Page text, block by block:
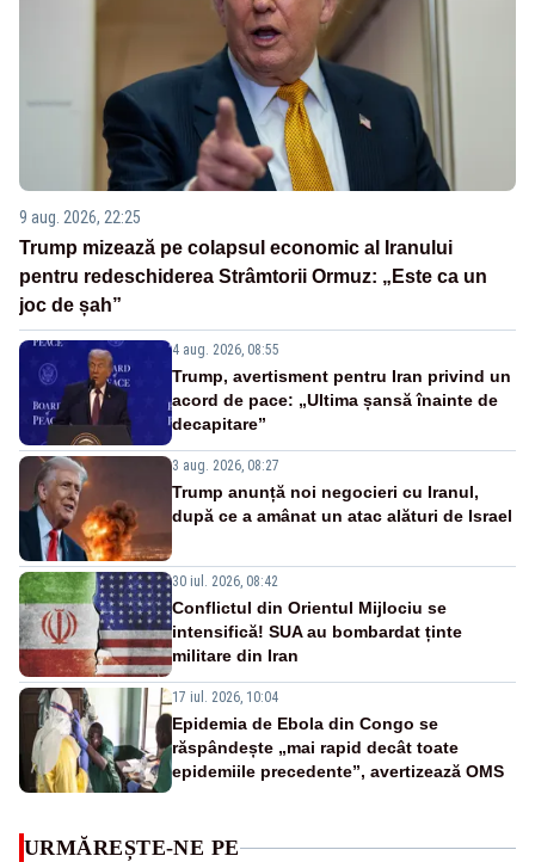
9 aug. 2026, 22:25
Trump mizează pe colapsul economic al Iranului
pentru redeschiderea Strâmtorii Ormuz: „Este ca un
joc de șah”
4 aug. 2026, 08:55
Trump, avertisment pentru Iran privind un
acord de pace: „Ultima șansă înainte de
decapitare”
3 aug. 2026, 08:27
Trump anunță noi negocieri cu Iranul,
după ce a amânat un atac alături de Israel
30 iul. 2026, 08:42
Conflictul din Orientul Mijlociu se
intensifică! SUA au bombardat ținte
militare din Iran
17 iul. 2026, 10:04
Epidemia de Ebola din Congo se
răspândește „mai rapid decât toate
epidemiile precedente”, avertizează OMS
URMĂREȘTE-NE PE